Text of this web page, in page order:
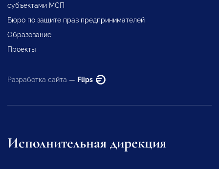
субъектами МСП
Бюро по защите прав предпринимателей
Образование
Проекты
Разработка сайта — Flips
Исполнительная дирекция